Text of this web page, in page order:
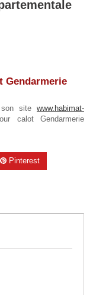
Gendarmerie
site www.habimat-
calot Gendarmerie
Pinterest